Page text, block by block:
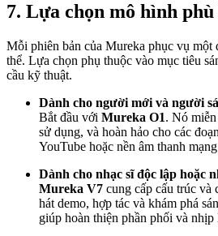
7. Lựa chọn mô hình
Mỗi phiên bản của Mureka phục vụ
thể. Lựa chọn phụ thuộc vào mục tiêu
cầu kỹ thuật.
Dành cho người mới và người
Bắt đầu với Mureka O1. Nó
sử dụng, và hoàn hảo cho các
YouTube hoặc nền âm thanh
Dành cho nhạc sĩ độc lập hoặc
Mureka V7 cung cấp cấu trúc và
hát demo, hợp tác và khám phá
giúp hoàn thiện phần phối và nhịp